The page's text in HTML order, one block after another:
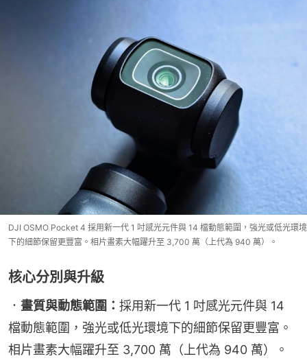
DJI OSMO Pocket 4 採用新一代 1 吋感光元件與 14 檔動態範圍，強光或低光環境
下的細節保留更豐富。相片畫素大幅躍升至 3,700 萬（上代為 940 萬）。
核心分別與升級
． 畫質與動態範圍： 採用新一代 1 吋感光元件與 14
檔動態範圍，強光或低光環境下的細節保留更豐富。
相片畫素大幅躍升至 3,700 萬（上代為 940 萬）。